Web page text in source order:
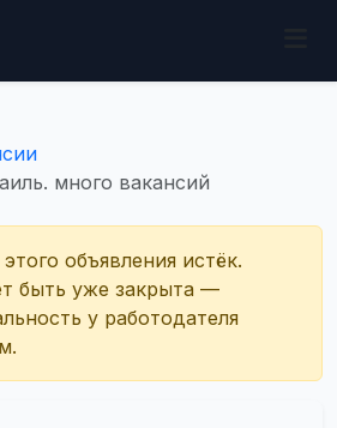
много вакансий
объявления истёк.
быть уже закрыта —
у работодателя